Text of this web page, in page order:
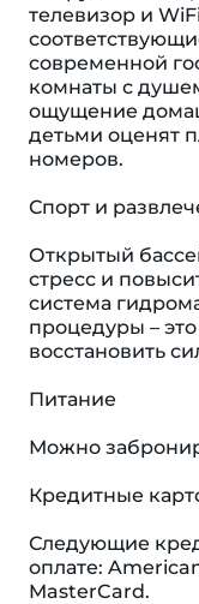
телевизор и
современной
комнаты с
ощущение
детьми оценят
номеров.
Спорт и
Открытый
стресс и
система
процедуры –
восстановить
Питание
Можно
Кредитные
Следующие
оплате:
MasterCard.